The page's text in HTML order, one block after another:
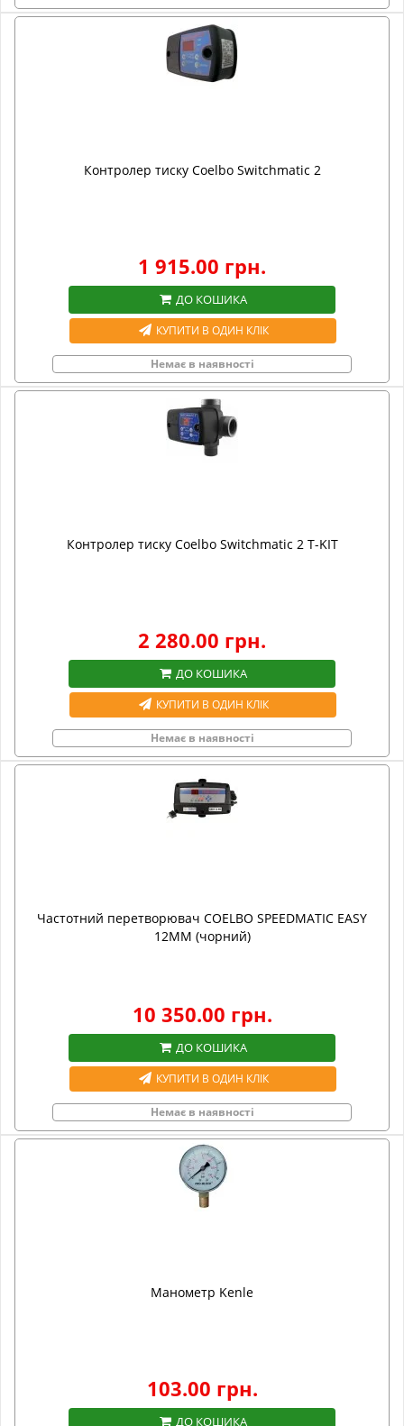
Контролер тиску Coelbo Switchmatic 2
1 915.00 грн.
ДО КОШИКА
КУПИТИ В ОДИН КЛІК
Немає в наявності
Контролер тиску Coelbo Switchmatic 2 T-KIT
2 280.00 грн.
ДО КОШИКА
КУПИТИ В ОДИН КЛІК
Немає в наявності
Частотний перетворювач COELBO SPEEDMATIC EASY
12MM (чорний)
10 350.00 грн.
ДО КОШИКА
КУПИТИ В ОДИН КЛІК
Немає в наявності
Манометр Kenle
103.00 грн.
ДО КОШИКА